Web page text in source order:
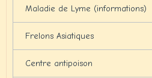
Maladie de Lyme (informations)
Frelons Asiatiques
Centre antipoison